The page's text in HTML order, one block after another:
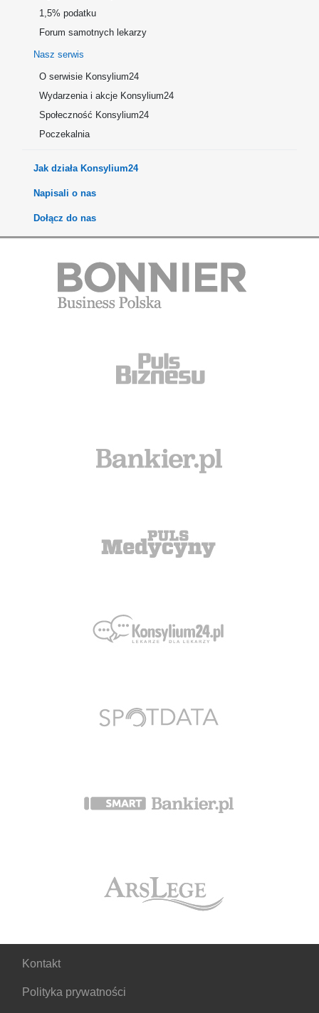
1,5% podatku
Forum samotnych lekarzy
Nasz serwis
O serwisie Konsylium24
Wydarzenia i akcje Konsylium24
Społeczność Konsylium24
Poczekalnia
Jak działa Konsylium24
Napisali o nas
Dołącz do nas
Kontakt
Polityka prywatności